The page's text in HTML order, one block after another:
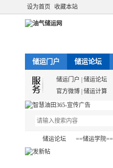
设为首页 收藏本站
储运门户 储运论坛
储运门户 储运论坛
官方微博 储运计算
储运论坛 ==储运学院==